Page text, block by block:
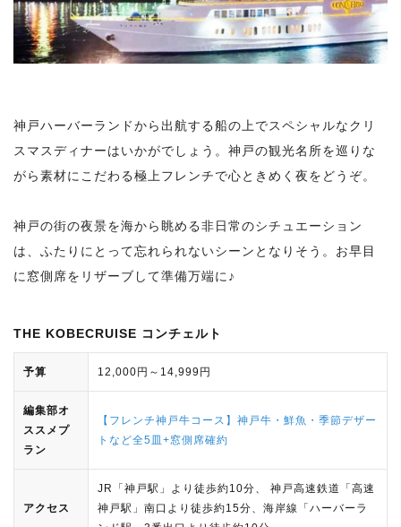
神戸ハーバーランドから出航する船の上でスペシャルなクリ
スマスディナーはいかがでしょう。神戸の観光名所を巡りな
がら素材にこだわる極上フレンチで心ときめく夜をどうぞ。
神戸の街の夜景を海から眺める非日常のシチュエーション
は、ふたりにとって忘れられないシーンとなりそう。お早目
に窓側席をリザーブして準備万端に♪
THE KOBECRUISE コンチェルト
予算 12,000円～14,999円
編集部オ
ススメプ
ラン
【フレンチ神戸牛コース】神戸牛・鮮魚・季節デザー
トなど全5皿+窓側席確約
アクセス
JR「神戸駅」より徒歩約10分、 神戸高速鉄道「高速
神戸駅」南口より徒歩約15分、海岸線「ハーバーラ